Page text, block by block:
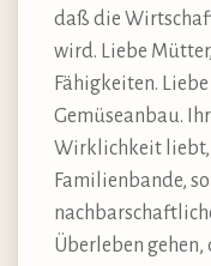
daß die
wird. Liebe
Fähigkeiten.
Gemüseanbau.
Wirklichkeit
Familienbande,
Überleben gehen,